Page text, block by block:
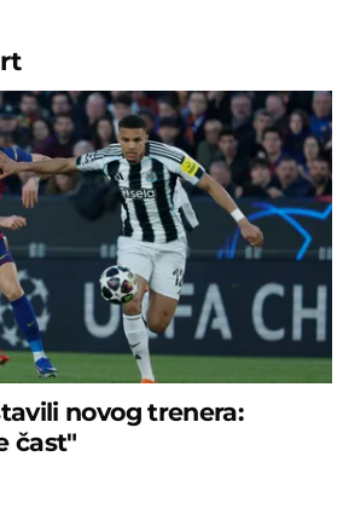
novog trenera:
čast"